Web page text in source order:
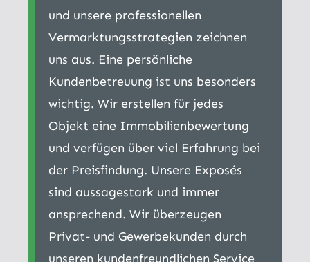
und unsere professionellen
Vermarktungsstrategien zeichnen
uns aus. Eine persönliche
Kundenbetreuung ist uns besonders
wichtig. Wir erstellen für jedes
Objekt eine Immobilienbewertung
und verfügen über viel Erfahrung bei
der Preisfindung. Unsere Exposés
sind aussagestark und immer
ansprechend. Wir überzeugen
Privat- und Gewerbekunden durch
unseren kundenfreundlichen Service